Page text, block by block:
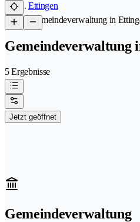
Ettingen
/Gemeindeverwaltung in
Gemeindeverwaltung
5 Ergebnisse
Jetzt geöffnet
Gemeindeverwaltung